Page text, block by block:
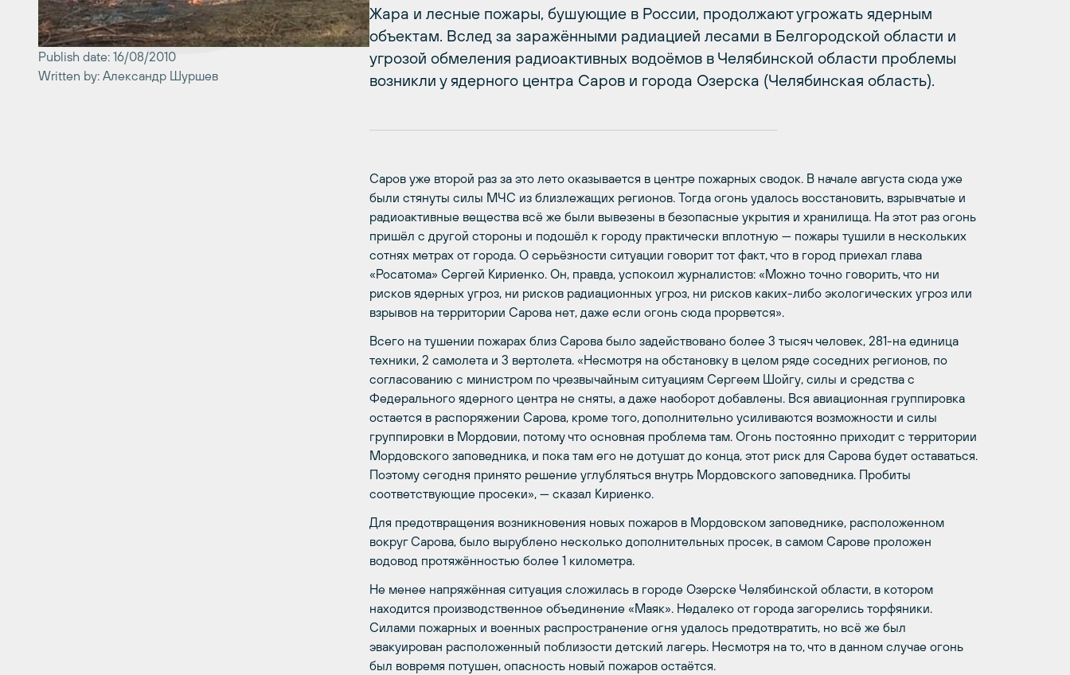
Publish date: 16/08/2010
Written by: Александр Шуршев
Жара и лесные пожары, бушующие в России, продолжают угрожать ядерным
объектам. Вслед за заражёнными радиацией лесами в Белгородской области и
угрозой обмеления радиоактивных водоёмов в Челябинской области проблемы
возникли у ядерного центра Саров и города Озерска (Челябинская область).
Саров уже второй раз за это лето оказывается в центре пожарных сводок. В начале августа сюда уже
были стянуты силы МЧС из близлежащих регионов. Тогда огонь удалось восстановить, взрывчатые и
радиоактивные вещества всё же были вывезены в безопасные укрытия и хранилища. На этот раз огонь
пришёл с другой стороны и подошёл к городу практически вплотную — пожары тушили в нескольких
сотнях метрах от города. О серьёзности ситуации говорит тот факт, что в город приехал глава
«Росатома» Сергей Кириенко. Он, правда, успокоил журналистов: «Можно точно говорить, что ни
рисков ядерных угроз, ни рисков радиационных угроз, ни рисков каких-либо экологических угроз или
взрывов на территории Сарова нет, даже если огонь сюда прорвется».
Всего на тушении пожарах близ Сарова было задействовано более 3 тысяч человек, 281-на единица
техники, 2 самолета и 3 вертолета. «Несмотря на обстановку в целом ряде соседних регионов, по
согласованию с министром по чрезвычайным ситуациям Сергеем Шойгу, силы и средства с
Федерального ядерного центра не сняты, а даже наоборот добавлены. Вся авиационная группировка
остается в распоряжении Сарова, кроме того, дополнительно усиливаются возможности и силы
группировки в Мордовии, потому что основная проблема там. Огонь постоянно приходит с территории
Мордовского заповедника, и пока там его не дотушат до конца, этот риск для Сарова будет оставаться.
Поэтому сегодня принято решение углубляться внутрь Мордовского заповедника. Пробиты
соответствующие просеки», — сказал Кириенко.
Для предотвращения возникновения новых пожаров в Мордовском заповеднике, расположенном
вокруг Сарова, было вырублено несколько дополнительных просек, в самом Сарове проложен
водовод протяжённостью более 1 километра.
Не менее напряжённая ситуация сложилась в городе Озерске Челябинской области, в котором
находится производственное объединение «Маяк». Недалеко от города загорелись торфяники.
Силами пожарных и военных распространение огня удалось предотвратить, но всё же был
эвакуирован расположенный поблизости детский лагерь. Несмотря на то, что в данном случае огонь
был вовремя потушен, опасность новый пожаров остаётся.